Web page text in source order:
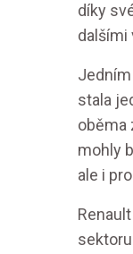
díky
dalšími
stala
oběma
mohly
ale i